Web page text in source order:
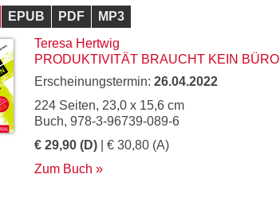
EPUB PDF
MP3
Teresa Hertwig
PRODUKTIVITÄT BRAUCHT KEIN BÜRO
Erscheinungstermin: 26.04.2022
224 Seiten, 23,0 x 15,6 cm
Buch, 978-3-96739-089-6
€ 29,90 (D) | € 30,80 (A)
Zum Buch